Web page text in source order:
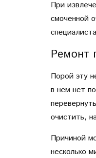
При
смоченной
Ремонт
Порой эту
в нем нет
очистить,
Причиной
несколько